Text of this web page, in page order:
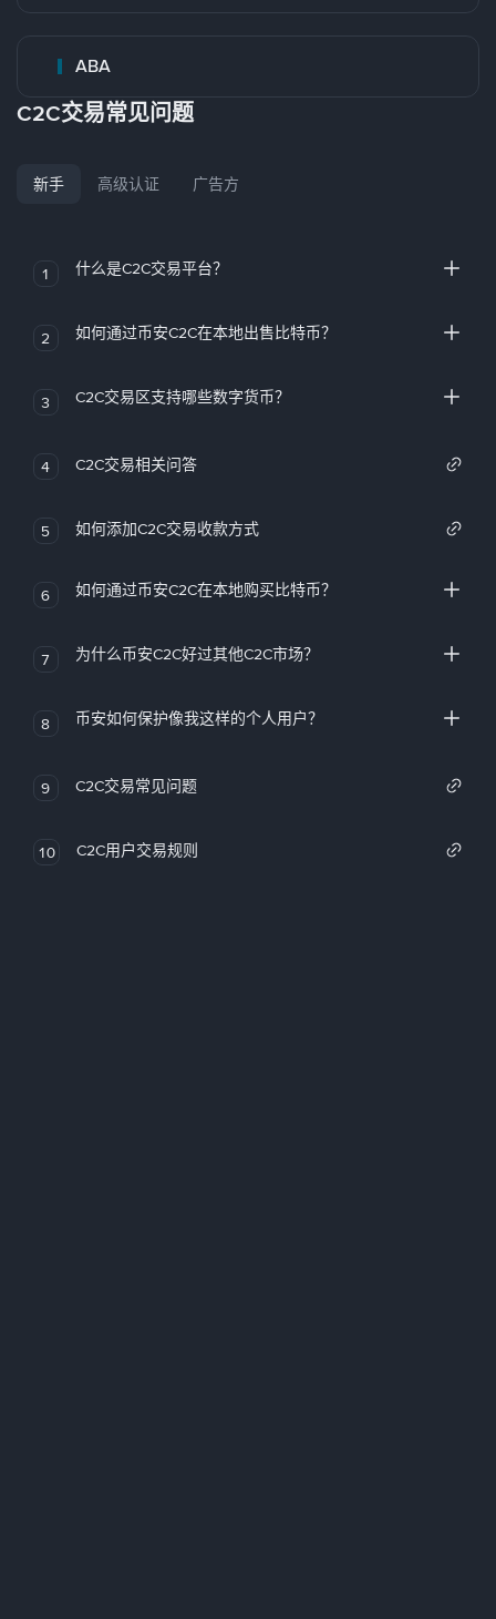
ABA
C2C交易常见问题
新手 高级认证 广告方
1 什么是C2C交易平台？
2 如何通过币安C2C在本地出售比特币？
3 C2C交易区支持哪些数字货币？
4 C2C交易相关问答
5 如何添加C2C交易收款方式
6 如何通过币安C2C在本地购买比特币？
7 为什么币安C2C好过其他C2C市场？
8 币安如何保护像我这样的个人用户？
9 C2C交易常见问题
10 C2C用户交易规则